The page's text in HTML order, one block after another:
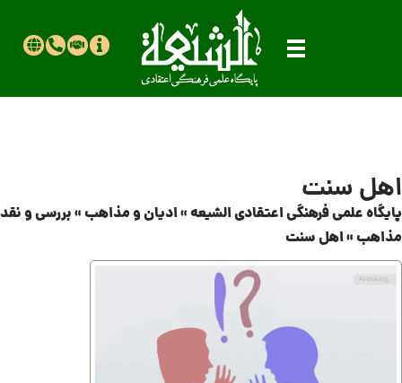
اهل سنت
پایگاه علمی فرهنگی اعتقادی الشیعه»ادیان و مذاهب»بررسی و نقد
مذاهب»اهل سنت